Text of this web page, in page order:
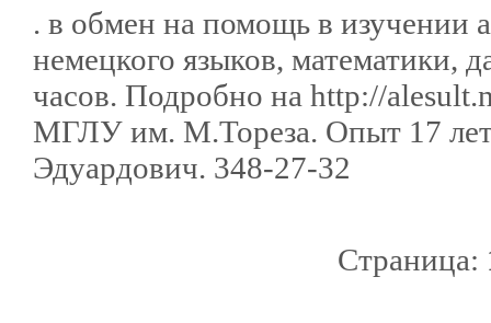
. в обмен на помощь в изучении
немецкого языков, математики,
часов. Подробно на http://
МГЛУ им. М.Тореза. Опыт 17
Эдуардович. 348-27-32
Страница: